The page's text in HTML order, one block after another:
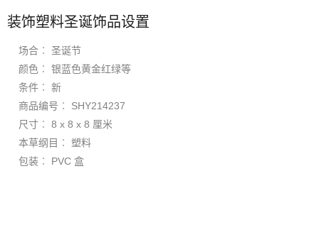
装饰塑料圣诞饰品设置
场合︰ 圣诞节
颜色︰ 银蓝色黄金红绿等
条件︰ 新
商品编号︰ SHY214237
尺寸︰ 8 x 8 x 8 厘米
本草纲目︰ 塑料
包装︰ PVC 盒